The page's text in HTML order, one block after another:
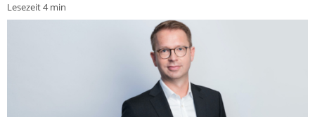
Lesezeit 4 min